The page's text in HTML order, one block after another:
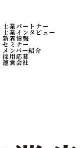
士業パートナー
士業インタビュー
新着情報
セミナー
メンバー紹介
採用応募
運営会社